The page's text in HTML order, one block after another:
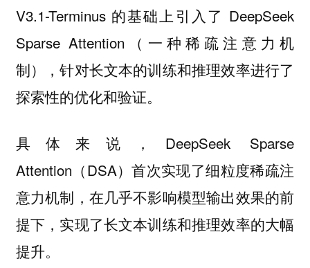
V3.1-Terminus 的基础上引入了 DeepSeek
Sparse Attention（一种稀疏注意力机
制），针对长文本的训练和推理效率进行了
探索性的优化和验证。
具体来说，DeepSeek Sparse
Attention（DSA）首次实现了细粒度稀疏注
意力机制，在几乎不影响模型输出效果的前
提下，实现了长文本训练和推理效率的大幅
提升。